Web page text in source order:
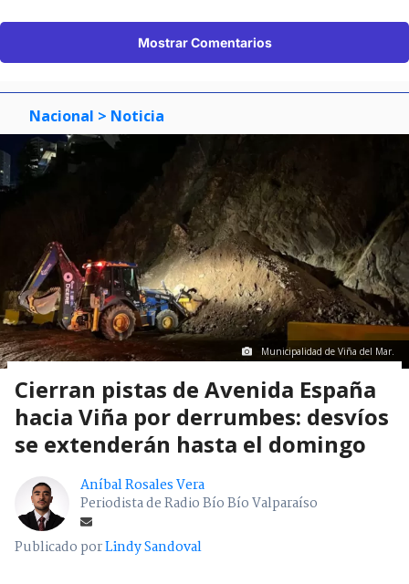
Mostrar Comentarios
Nacional > Noticia
Municipalidad de Viña del Mar.
Cierran pistas de Avenida España
hacia Viña por derrumbes: desvíos
se extenderán hasta el domingo
Aníbal Rosales Vera
Periodista de Radio Bío Bío Valparaíso
Publicado porLindy Sandoval